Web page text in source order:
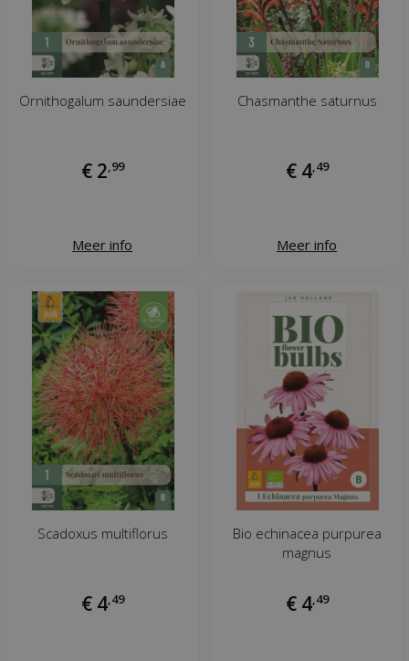
Ornithogalum saundersiae
€ 2 99
Meer info
Chasmanthe saturnus
€ 4 49
Meer info
Scadoxus multiflorus
€ 4 49
Bio echinacea purpurea
magnus
€ 4 49